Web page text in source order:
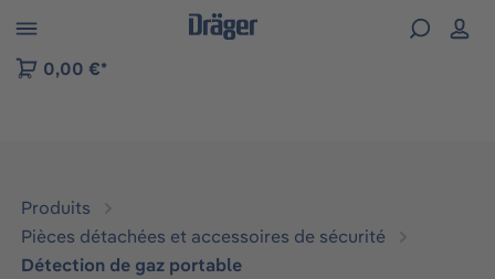
to B2B platform navigation
0,00 €*
Produits
Pièces détachées et accessoires de sécurité
Détection de gaz portable